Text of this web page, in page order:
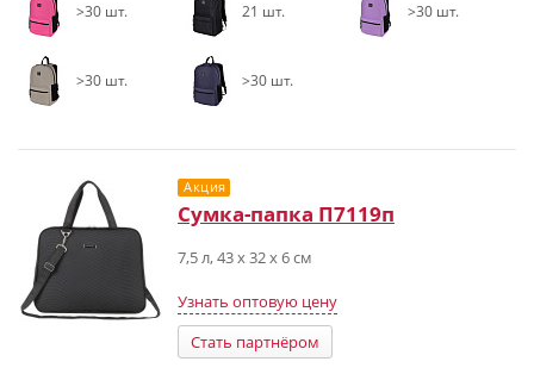
>30 шт. 21 шт. >30 шт.
>30 шт. >30 шт.
Акция
Сумка-папка П7119п
7,5 л, 43 х 32 х 6 см
Узнать оптовую цену
Стать партнёром